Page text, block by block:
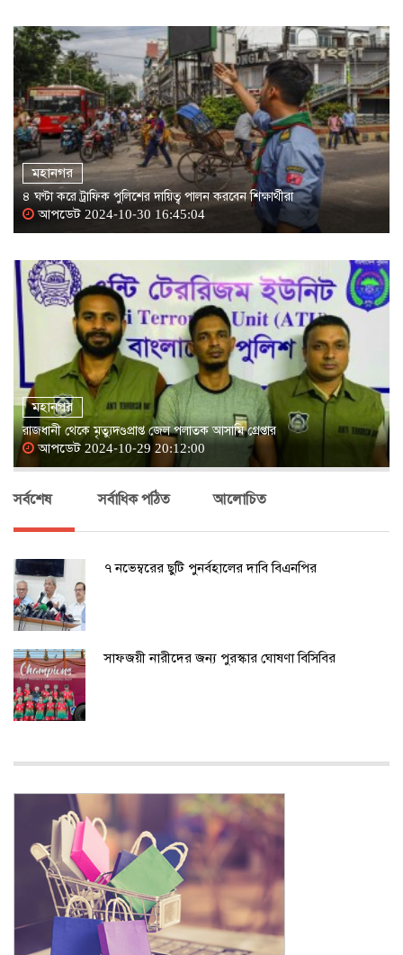
মহানগর
৪ ঘণ্টা করে ট্রাফিক পুলিশের দায়িত্ব পালন করবেন শিক্ষার্থীরা
আপডেট 2024-10-30 16:45:04
মহানগর
রাজধানী থেকে মৃত্যুদণ্ডপ্রাপ্ত জেল পলাতক আসামি গ্রেপ্তার
আপডেট 2024-10-29 20:12:00
সর্বশেষ সর্বাধিক পঠিত আলোচিত
৭ নভেম্বরের ছুটি পুনর্বহালের দাবি বিএনপির
সাফজয়ী নারীদের জন্য পুরস্কার ঘোষণা বিসিবির